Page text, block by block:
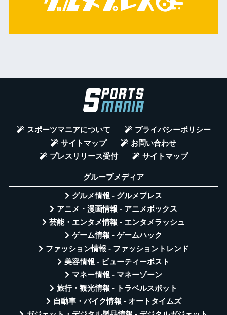
スポーツマニアについて
プライバシーポリシー
サイトマップ
お問い合わせ
プレスリリース受付
サイトマップ
グループメディア
グルメ情報 - グルメプレス
アニメ・漫画情報 - アニメボックス
芸能・エンタメ情報 - エンタメラッシュ
ゲーム情報 - ゲームハック
ファッション情報 - ファッショントレンド
美容情報 - ビューティーポスト
マネー情報 - マネーゾーン
旅行・観光情報 - トラベルスポット
自動車・バイク情報 - オートタイムズ